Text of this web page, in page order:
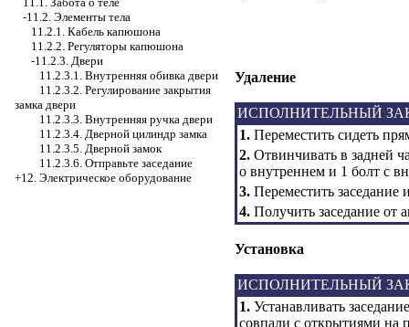
-11.2. Элементы тела
11.2.1. Кабель капюшона
11.2.2. Регуляторы капюшона
-11.2.3. Двери
11.2.3.1. Внутренняя обивка двери
11.2.3.2. Регулирование закрытия
замка двери
11.2.3.3. Внутренняя ручка двери
11.2.3.4. Дверной цилиндр замка
11.2.3.5. Дверной замок
11.2.3.6. Отправьте заседание
+12. Электрическое оборудование
Удаление
ИСПОЛНИТЕЛЬНЫЙ
1. Переместить сидеть
2. Отвинчивать в задней
о внутреннем и 1 болт с
3. Переместить заседание
4. Получить заседание от
Установка
ИСПОЛНИТЕЛЬНЫЙ
1. Устанавливать
совпали с открытиями на